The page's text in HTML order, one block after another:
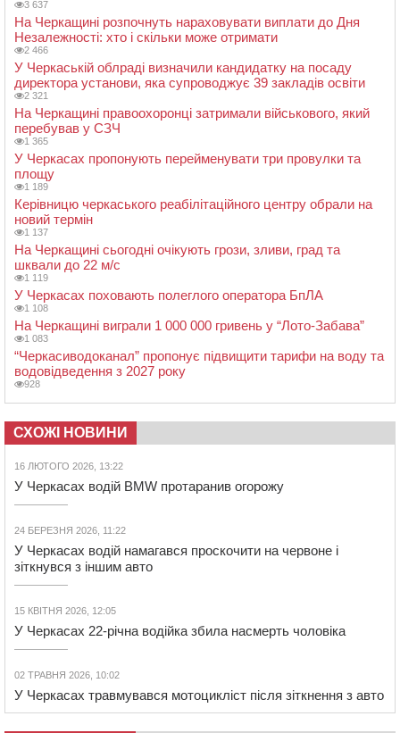
3 637
На Черкащині розпочнуть нараховувати виплати до Дня
Незалежності: хто і скільки може отримати
2 466
У Черкаській облраді визначили кандидатку на посаду
директора установи, яка супроводжує 39 закладів освіти
2 321
На Черкащині правоохоронці затримали військового, який
перебував у СЗЧ
1 365
У Черкасах пропонують перейменувати три провулки та
площу
1 189
Керівницю черкаського реабілітаційного центру обрали на
новий термін
1 137
На Черкащині сьогодні очікують грози, зливи, град та
шквали до 22 м/с
1 119
У Черкасах поховають полеглого оператора БпЛА
1 108
На Черкащині виграли 1 000 000 гривень у “Лото-Забава”
1 083
“Черкасиводоканал” пропонує підвищити тарифи на воду та
водовідведення з 2027 року
928
СХОЖІ НОВИНИ
16 ЛЮТОГО 2026, 13:22
У Черкасах водій BMW протаранив огорожу
24 БЕРЕЗНЯ 2026, 11:22
У Черкасах водій намагався проскочити на червоне і
зіткнувся з іншим авто
15 КВІТНЯ 2026, 12:05
У Черкасах 22-річна водійка збила насмерть чоловіка
02 ТРАВНЯ 2026, 10:02
У Черкасах травмувався мотоцикліст після зіткнення з авто